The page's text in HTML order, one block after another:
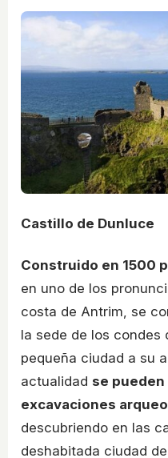
Castillo de Dunluce
Construido en 1500
en uno de los
costa de Antrim, se
la sede de los condes
pequeña ciudad a su
actualidad se
excavaciones
descubriendo en las
deshabitada ciudad